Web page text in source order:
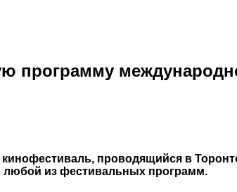
проводящийся в Торонто
любой из фестивальных программ.